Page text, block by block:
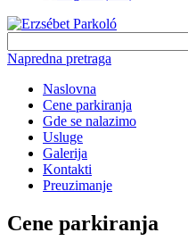
Napredna pretraga
Naslovna
Cene parkiranja
Gde se nalazimo
Usluge
Galerija
Kontakti
Preuzimanje
Cene parkiranja